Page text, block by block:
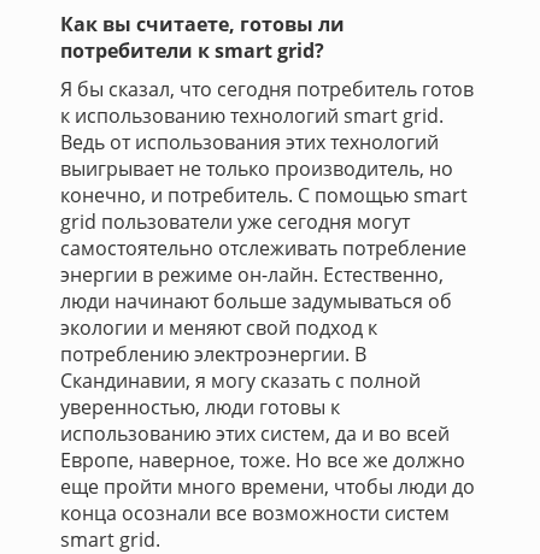
Как вы считаете, готовы ли
потребители к smart grid?
Я бы сказал, что сегодня потребитель готов
к использованию технологий smart grid.
Ведь от использования этих технологий
выигрывает не только производитель, но
конечно, и потребитель. С помощью smart
grid пользователи уже сегодня могут
самостоятельно отслеживать потребление
энергии в режиме он-лайн. Естественно,
люди начинают больше задумываться об
экологии и меняют свой подход к
потреблению электроэнергии. В
Скандинавии, я могу сказать с полной
уверенностью, люди готовы к
использованию этих систем, да и во всей
Европе, наверное, тоже. Но все же должно
еще пройти много времени, чтобы люди до
конца осознали все возможности сиcтем
smart grid.